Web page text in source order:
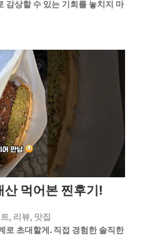
감상할 수 있는 기회를 놓치지 마
산 먹어본 찐후기!
, 리뷰, 맛집
로 초대할게. 직접 경험한 솔직한